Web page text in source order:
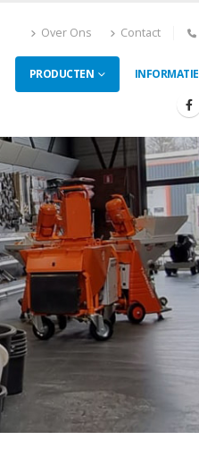
Over Ons Contact
PRODUCTEN INFORMATIE